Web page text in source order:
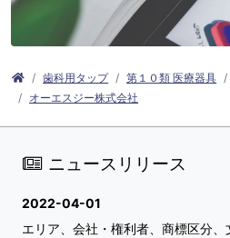
歯科用タップ 第１０類 医療器具
オーエスジー株式会社
ニュースリリース
2022-04-01
エリア、会社・権利者、商標区分